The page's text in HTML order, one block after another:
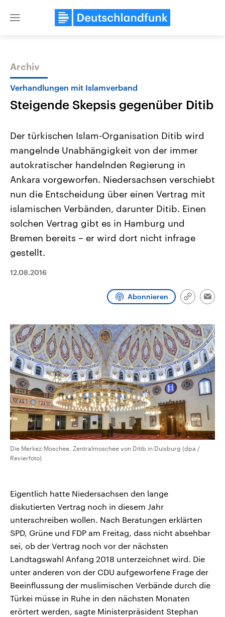
Close
Themen
Landtagswahl Sachsen-Anhalt
2026
Alle Informationen
Sachsen-Anhalt wählt am 6.
September 2026 einen neuen
Bundesland von einer Koalition aus
Umfragen, Prognosen,
Wahlprogramme, aktuelle Berichte
und Hintergründe zu den Parteien
Wahl.
USA
Aktuelle Beiträge,
Hintergründe
Wirtschaftlich und
gehören die Vereinigten
mit großem Einfluss auf
Sendungen
Archiv
Verhandlungen mit Islamverband
Steigende Skepsis gegenüber Ditib
Der türkischen Islam-Organisation Ditib wird
mangelnde Unabhängigkeit von der immer
autokratischer handelnden Regierung in
Ankara vorgeworfen. Niedersachsen verschiebt
nun die Entscheidung über einen Vertrag mit
islamischen Verbänden, darunter Ditib. Einen
solchen Vertrag gibt es in Hamburg und
Bremen bereits – er wird dort nicht infrage
gestellt.
12.08.2016
Abonnieren
Link
Die Merkez-Moschee, Zentralmoschee von Ditib in Duisburg (dpa /
Revierfoto)
Eigentlich hatte Niedersachsen den lange
diskutierten Vertrag noch in diesem Jahr
unterschreiben wollen. Nach Beratungen erklärten
SPD, Grüne und FDP am Freitag, dass nicht absehbar
sei, ob der Vertrag noch vor der nächsten
Landtagswahl Anfang 2018 unterzeichnet wird. Die
unter anderen von der CDU aufgeworfene Frage der
Beeinflussung der muslimischen Verbände durch die
Türkei müsse in Ruhe in den nächsten Monaten
erörtert werden, sagte Ministerpräsident Stephan